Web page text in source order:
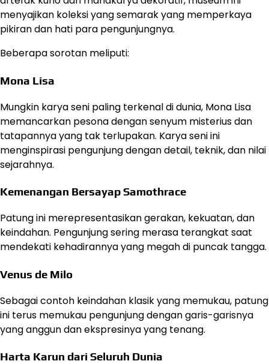
menyajikan koleksi yang semarak yang memperkaya
pikiran dan hati para pengunjungnya.
Beberapa sorotan meliputi:
Mona Lisa
Mungkin karya seni paling terkenal di dunia, Mona Lisa
memancarkan pesona dengan senyum misterius dan
tatapannya yang tak terlupakan. Karya seni ini
menginspirasi pengunjung dengan detail, teknik, dan nilai
sejarahnya.
Kemenangan Bersayap Samothrace
Patung ini merepresentasikan gerakan, kekuatan, dan
keindahan. Pengunjung sering merasa terangkat saat
mendekati kehadirannya yang megah di puncak tangga.
Venus de Milo
Sebagai contoh keindahan klasik yang memukau, patung
ini terus memukau pengunjung dengan garis-garisnya
yang anggun dan ekspresinya yang tenang.
Harta Karun dari Seluruh Dunia